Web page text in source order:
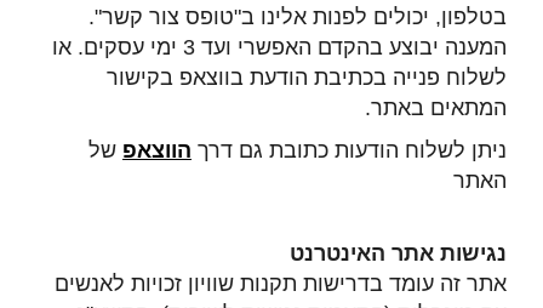
בטלפון, יכולים לפנות אלינו ב"טופס צור קשר".
המענה יבוצע בהקדם האפשרי ועד 3 ימי עסקים. או
לשלוח פנייה בכתיבת הודעת בווצאפ בקישור
המתאים באתר.
ניתן לשלוח הודעות כתובת גם דרך הווצאפ של
האתר
נגישות אתר האינטרנט
אתר זה עומד בדרישות תקנות שוויון זכויות לאנשים